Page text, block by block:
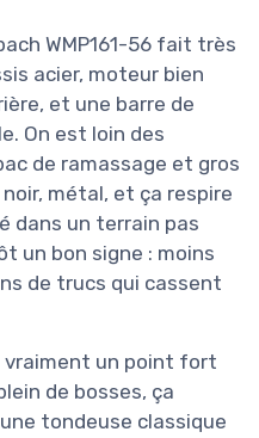
★★★★★
★★★★★
WMP161-56 fait
roues à l’arrière, et
simple. On
avec bac de